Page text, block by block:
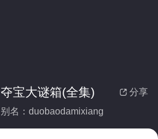
 分享
夺宝大谜箱(全集)
别名：duobaodamixiang